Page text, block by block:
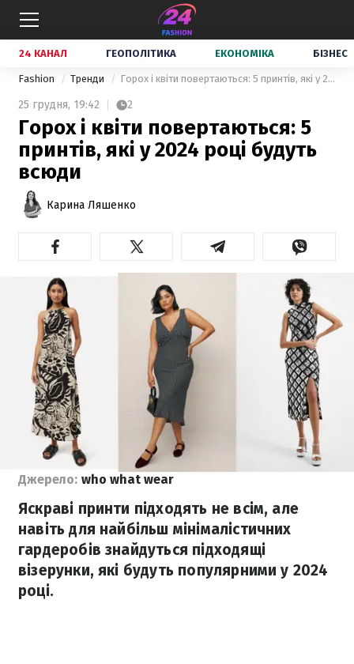
24 КАНАЛ ГЕОПОЛІТИКА ЕКОНОМІКА БІЗНЕС
Fashion Тренди Горох і квіти повертаються: 5 принтів, які у 2024 році будуть всюди
25 грудня, 19:42 2
Горох і квіти повертаються: 5
принтів, які у 2024 році будуть
всюди
Карина Ляшенко
Джерело: who what wear
Яскраві принти підходять не всім, але
навіть для найбільш мінімалістичних
гардеробів знайдуться підходящі
візерунки, які будуть популярними у 2024
році.